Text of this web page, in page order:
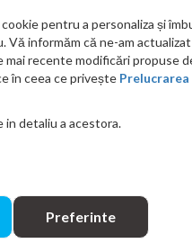
PRP: 374.00 RON
179.00 RON
Ati gasit in
pentru a personaliza și
informăm că ne-am
recente modificări propuse
în ceea ce privește
in detaliu a acestora.
Preferinte